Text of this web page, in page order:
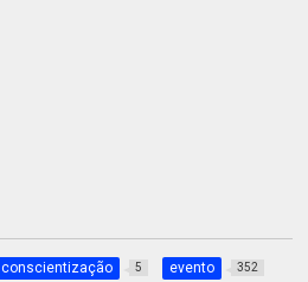
conscientização 5 evento 352